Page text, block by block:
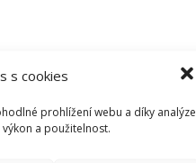
s cookies
prohlížení webu a díky analýze
a použitelnost.